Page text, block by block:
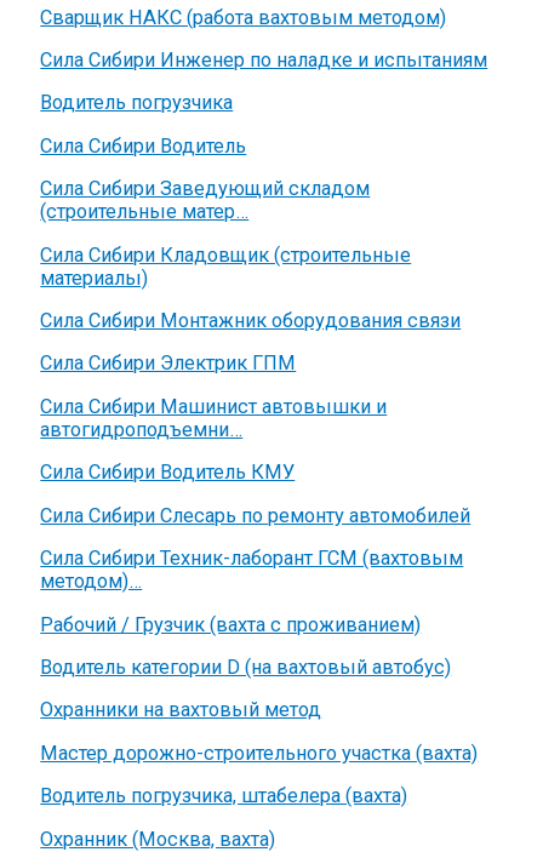
Сварщик НАКС (работа вахтовым методом)
Сила Сибири Инженер по наладке и испытаниям
Водитель погрузчика
Сила Сибири Водитель
Сила Сибири Заведующий складом
(строительные матер…
Сила Сибири Кладовщик (строительные
материалы)
Сила Сибири Монтажник оборудования связи
Сила Сибири Электрик ГПМ
Сила Сибири Машинист автовышки и
автогидроподъемни…
Сила Сибири Водитель КМУ
Сила Сибири Слесарь по ремонту автомобилей
Сила Сибири Техник-лаборант ГСМ (вахтовым
методом)…
Рабочий / Грузчик (вахта с проживанием)
Водитель категории D (на вахтовый автобус)
Охранники на вахтовый метод
Мастер дорожно-строительного участка (вахта)
Водитель погрузчика, штабелера (вахта)
Охранник (Москва, вахта)